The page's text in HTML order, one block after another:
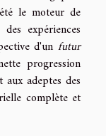
le moteur de
expériences
d'un futur
progression
adeptes des
complète et